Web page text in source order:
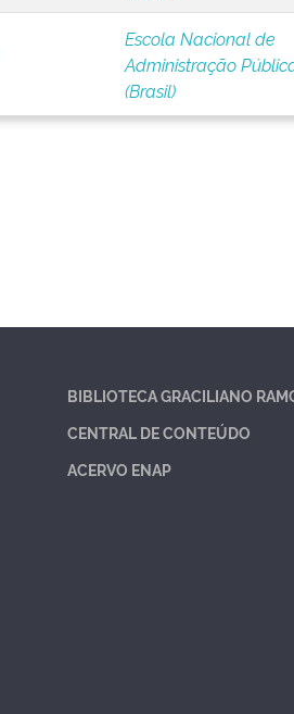
Escola Nacional de
Administração
(Brasil)
BIBLIOTECA GRACILIANO
CENTRAL DE CONTEÚDO
ACERVO ENAP